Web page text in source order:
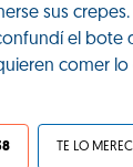
sus
el bote
comer lo
TE LO